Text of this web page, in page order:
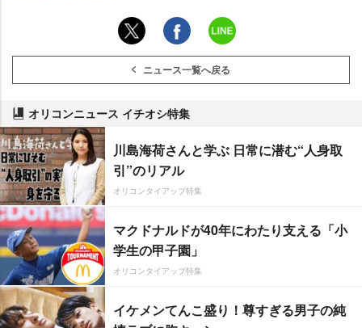
ニュース一覧へ戻る
オリコンニュース イチオシ特集
川島海荷さんと学ぶ 日常に潜む“人身取
引”のリアル
オリコンタイアップ特集
マクドナルドが40年にわたり支える「小
学生の甲子園」
オリコンタイアップ特集
イケメンてんこ盛り！尊すぎる男子の純